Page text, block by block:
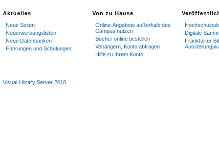
Aktuelles
Neue Seiten
Neuerwerbungslisten
Neue Datenbanken
Führungen und Schulungen
Von zu Hause
Online-Angebote außerhalb des
Campus nutzen
Bücher online bestellen
Verlängern, Konto abfragen
Hilfe zu Ihrem Konto
Digitale
Frankfurter
Visual Library Server 2018